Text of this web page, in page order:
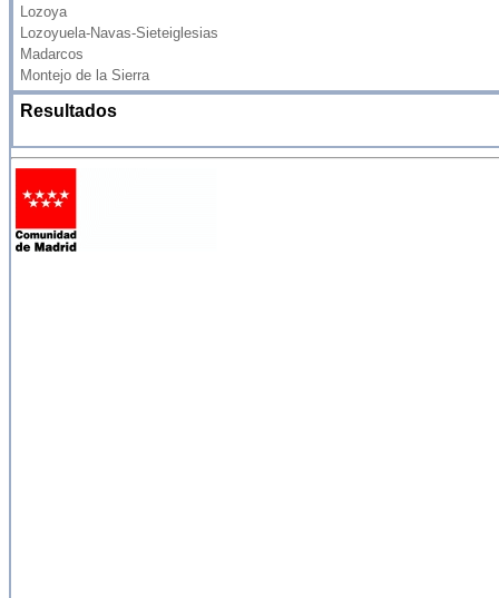
Lozoya
Lozoyuela-Navas-Sieteiglesias
Madarcos
Montejo de la Sierra
Resultados